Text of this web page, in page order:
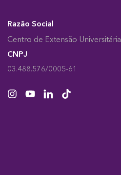
Razão Social
Centro de Extensão Universitária
CNPJ
03.488.576/0005-61